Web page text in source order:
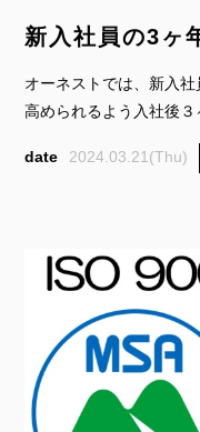
新入社員の3ヶ
オーネストでは、新入
高められるよう入社後３
2024.03.21(Thu)